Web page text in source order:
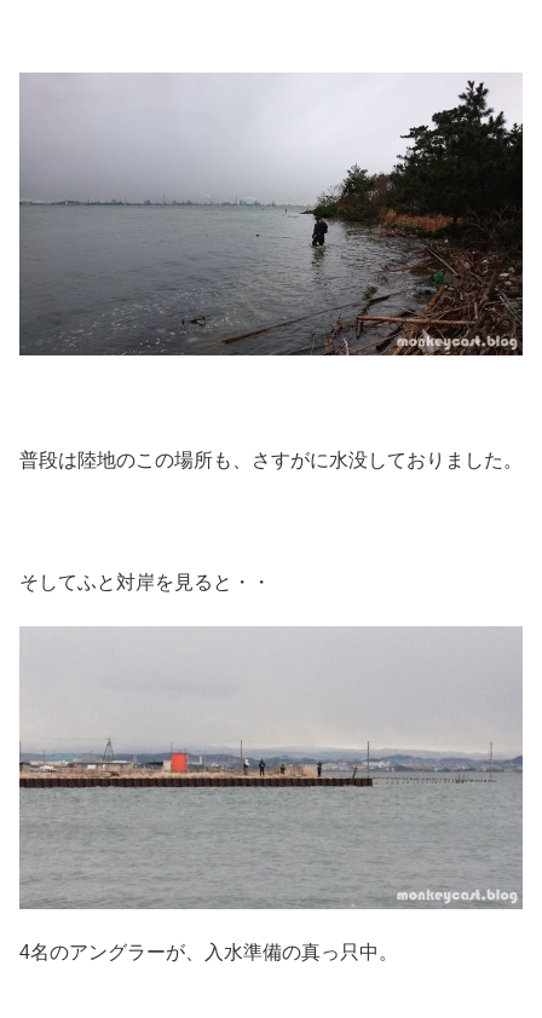
普段は陸地のこの場所も、さすがに水没しておりました。
そしてふと対岸を見ると・・
4名のアングラーが、入水準備の真っ只中。